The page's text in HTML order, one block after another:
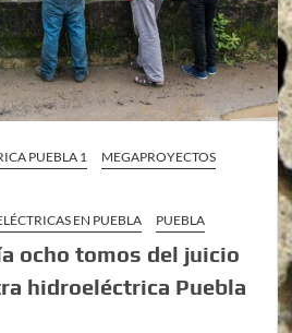
PUEBLA 1
MEGAPROYECTOS
EN PUEBLA
PUEBLA
ocho tomos del juicio
hidroeléctrica Puebla